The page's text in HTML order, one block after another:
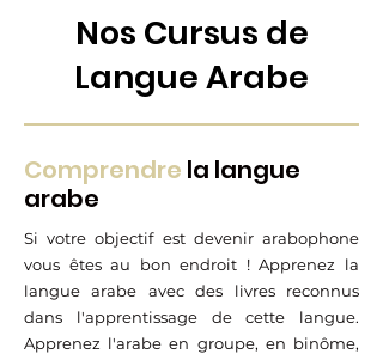
Nos Cursus de
Langue Arabe
Comprendre la langue
arabe
Si votre objectif est devenir arabophone
vous êtes au bon endroit ! Apprenez la
langue arabe avec des livres reconnus
dans l'apprentissage de cette langue.
Apprenez l'arabe en groupe, en binôme,